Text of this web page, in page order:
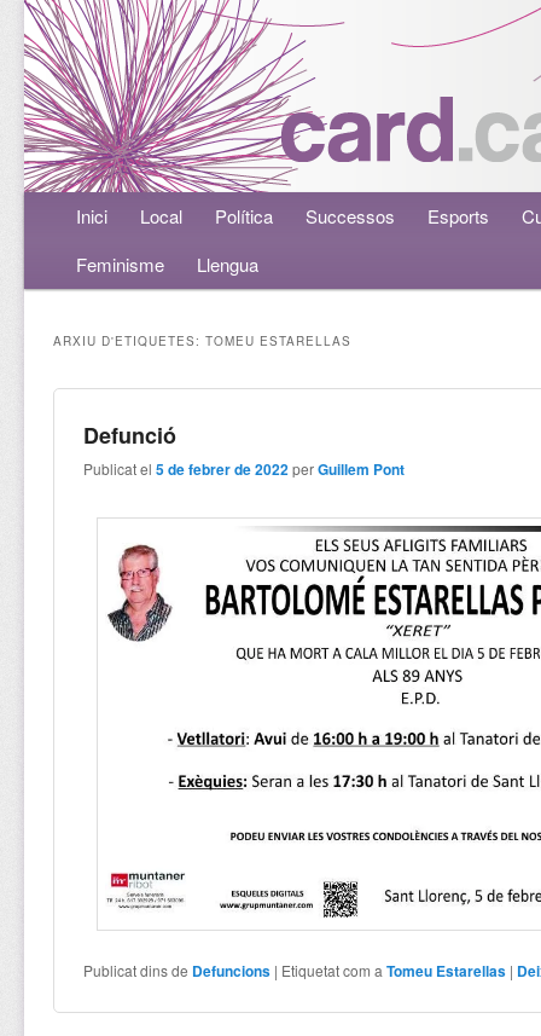
Menú principalAneu al contingut principal
Aneu al contingut secundari
Inici Local Política Successos Esports
Feminisme
Llengua
ARXIU D'ETIQUETES:TOMEU ESTARELLAS
Defunció
Publicat el5 de febrer de 2022 perGuillem Pont
Publicat dins de Defuncions | Etiquetat com a Tomeu Estarellas |